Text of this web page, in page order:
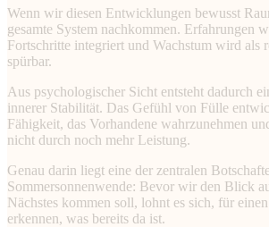
Wenn wir diesen Entwicklungen bewusst
gesamte System nachkommen. Erfahrungen
Fortschritte integriert und Wachstum wird als
spürbar.
Aus psychologischer Sicht entsteht dadurch
innerer Stabilität. Das Gefühl von Fülle
Fähigkeit, das Vorhandene wahrzunehmen
nicht durch noch mehr Leistung.
Genau darin liegt eine der zentralen
Sommersonnenwende: Bevor wir den Blick
Nächstes kommen soll, lohnt es sich, für
erkennen, was bereits da ist.